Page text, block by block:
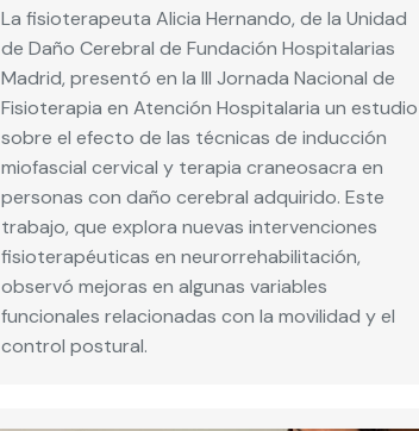
La fisioterapeuta Alicia Hernando, de la Unidad
de Daño Cerebral de Fundación Hospitalarias
Madrid, presentó en la III Jornada Nacional de
Fisioterapia en Atención Hospitalaria un estudio
sobre el efecto de las técnicas de inducción
miofascial cervical y terapia craneosacra en
personas con daño cerebral adquirido. Este
trabajo, que explora nuevas intervenciones
fisioterapéuticas en neurorrehabilitación,
observó mejoras en algunas variables
funcionales relacionadas con la movilidad y el
control postural.